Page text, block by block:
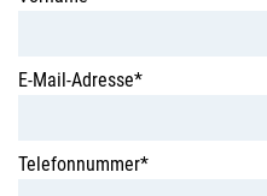
E-Mail-Adresse*
Telefonnummer*